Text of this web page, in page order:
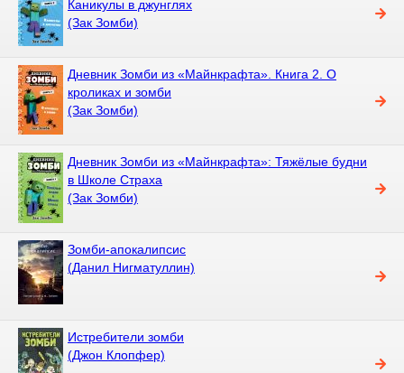
Каникулы в джунглях
(Зак Зомби)
Дневник Зомби из «Майнкрафта». Книга 2. О
кроликах и зомби
(Зак Зомби)
Дневник Зомби из «Майнкрафта»: Тяжёлые будни
в Школе Страха
(Зак Зомби)
Зомби-апокалипсис
(Данил Нигматуллин)
Истребители зомби
(Джон Клопфер)